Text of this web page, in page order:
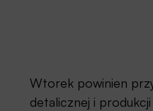
Wtorek powinien
detalicznej i